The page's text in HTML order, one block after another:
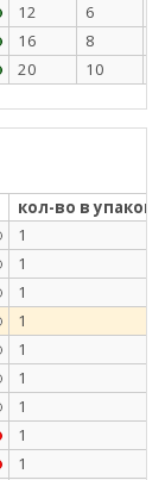
12 6
16 8
20 10
кол-во в
1
1
1
1
1
1
1
1
1